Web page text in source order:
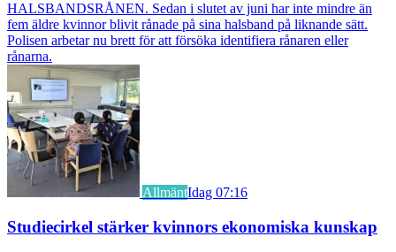
HALSBANDSRÅNEN. Sedan i slutet av juni har inte mindre än
fem äldre kvinnor blivit rånade på sina halsband på liknande sätt.
Polisen arbetar nu brett för att försöka identifiera rånaren eller
rånarna.
AllmäntIdag 07:16
Studiecirkel stärker kvinnors ekonomiska kunskap